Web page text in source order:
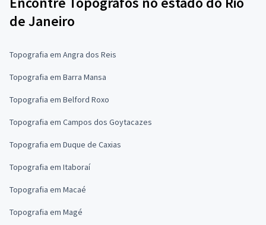
de Janeiro
Topografia em Angra dos Reis
Topografia em Barra Mansa
Topografia em Belford Roxo
Topografia em Campos dos Goytacazes
Topografia em Duque de Caxias
Topografia em Itaboraí
Topografia em Macaé
Topografia em Magé